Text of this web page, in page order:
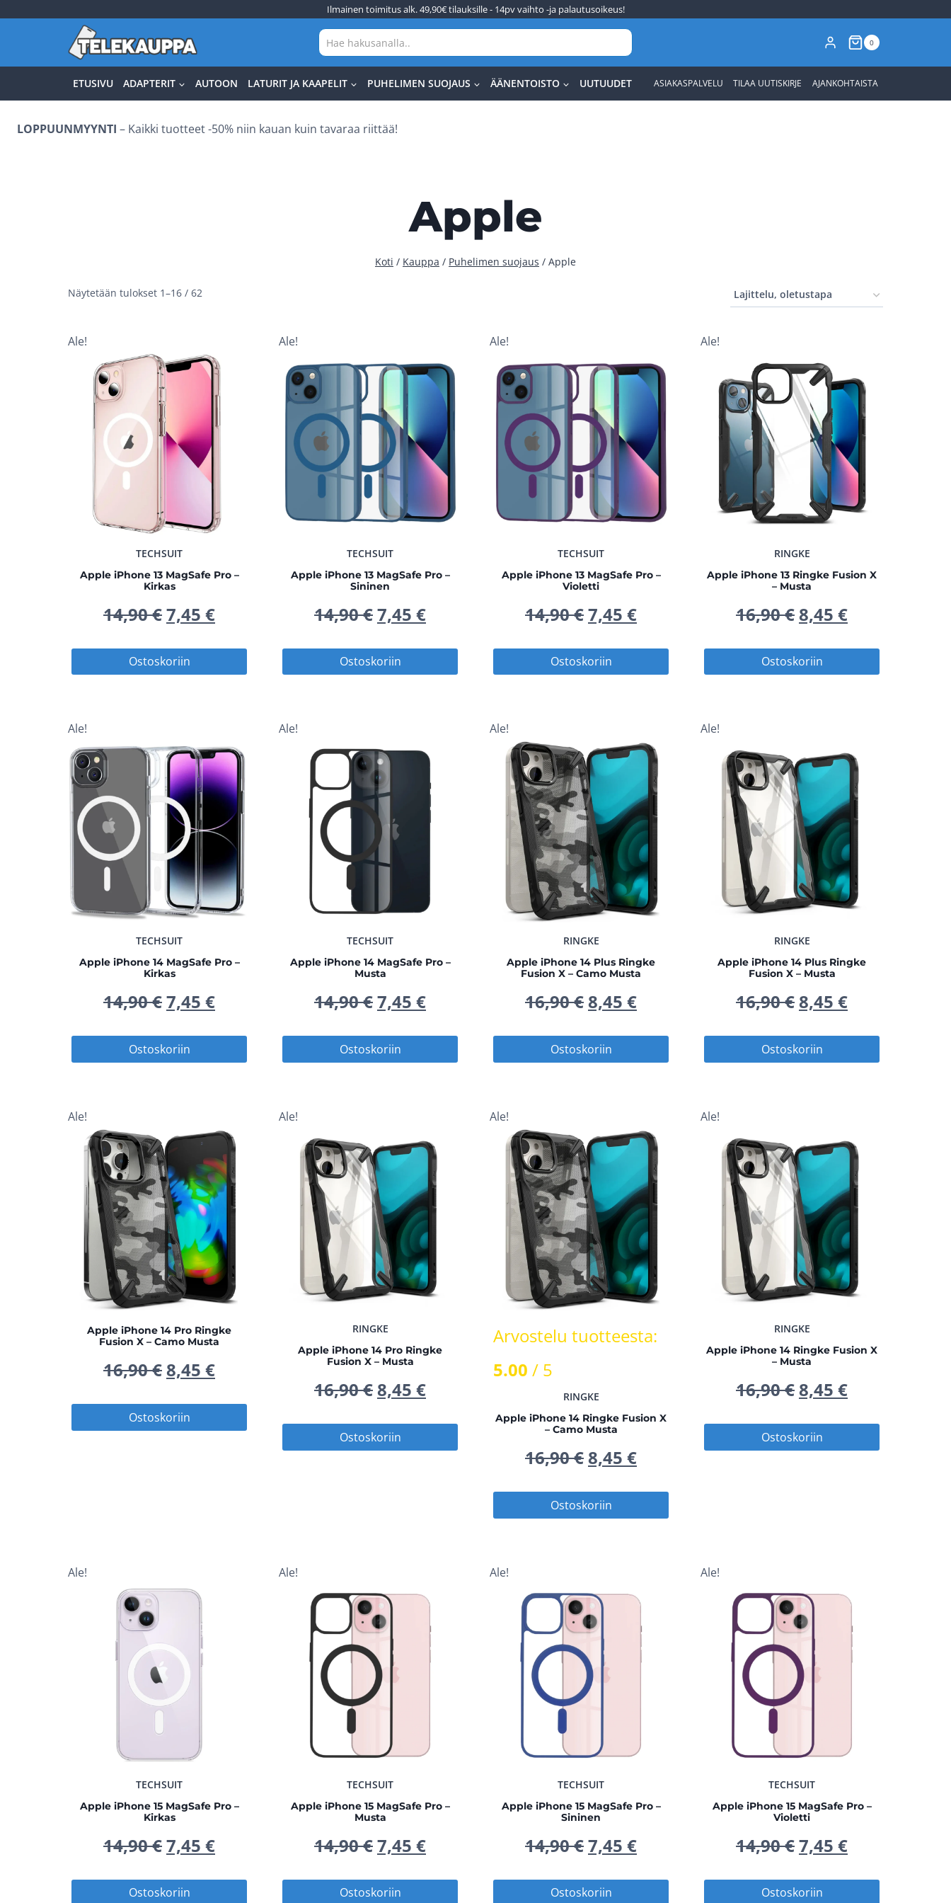
Ilmainen toimitus alk. 49,90€ tilauksille - 14pv vaihto -ja palautusoikeus!
0
ETUSIVU ADAPTERIT AUTOON LATURIT JA KAAPELIT PUHELIMEN SUOJAUS ÄÄNENTOISTO UUTUUDET ASIAKASPALVELU TILAA UUTISKIRJE AJANKOHTAISTA
LOPPUUNMYYNTI – Kaikki tuotteet -50% niin kauan kuin tavaraa riittää!
Apple
Koti / Kauppa / Puhelimen suojaus / Apple
Näytetään tulokset 1–16 / 62
Ale!
TECHSUIT
Apple iPhone 13 MagSafe Pro –
Kirkas
14,90€Alkuperäinen
hinta
oli:
7,45 €Nykyinen
hinta
on:
Ostoskoriin
Ale!
TECHSUIT
Apple iPhone 13 MagSafe Pro –
Sininen
14,90€Alkuperäinen
hinta
oli:
7,45 €Nykyinen
hinta
on:
Ostoskoriin
Ale!
TECHSUIT
Apple iPhone 13 MagSafe Pro –
Violetti
14,90€Alkuperäinen
hinta
oli:
7,45 €Nykyinen
hinta
on:
Ostoskoriin
Ale!
RINGKE
Apple iPhone 13 Ringke Fusion X
– Musta
16,90€ Alkuperäinen
hinta
oli:
8,45 €Nykyinen
hinta
on:
Ostoskoriin
Ale!
TECHSUIT
Apple iPhone 14 MagSafe Pro –
Kirkas
14,90€Alkuperäinen
hinta
oli:
7,45 €Nykyinen
hinta
on:
Ostoskoriin
Ale!
TECHSUIT
Apple iPhone 14 MagSafe Pro –
Musta
14,90€Alkuperäinen
hinta
oli:
7,45 €Nykyinen
hinta
on:
Ostoskoriin
Ale!
RINGKE
Apple iPhone 14 Plus Ringke
Fusion X – Camo Musta
16,90€ Alkuperäinen
hinta
oli:
8,45 €Nykyinen
hinta
on:
Ostoskoriin
Ale!
RINGKE
Apple iPhone 14 Plus Ringke
Fusion X – Musta
16,90€ Alkuperäinen
hinta
oli:
8,45 €Nykyinen
hinta
on:
Ostoskoriin
Ale!
Apple iPhone 14 Pro Ringke
Fusion X – Camo Musta
16,90€ Alkuperäinen
hinta
oli:
8,45 €Nykyinen
hinta
on:
Ostoskoriin
Ale!
RINGKE
Apple iPhone 14 Pro Ringke
Fusion X – Musta
16,90€ Alkuperäinen
hinta
oli:
8,45 €Nykyinen
hinta
on:
Ostoskoriin
Ale!
Arvostelu tuotteesta:
5.00 / 5
RINGKE
Apple iPhone 14 Ringke Fusion X
– Camo Musta
16,90€ Alkuperäinen
hinta
oli:
8,45 €Nykyinen
hinta
on:
Ostoskoriin
Ale!
RINGKE
Apple iPhone 14 Ringke Fusion X
– Musta
16,90€ Alkuperäinen
hinta
oli:
8,45 €Nykyinen
hinta
on:
Ostoskoriin
Ale!
TECHSUIT
Apple iPhone 15 MagSafe Pro –
Kirkas
14,90€Alkuperäinen
hinta
7,45 €Nykyinen
hinta
Ostoskoriin
Ale!
TECHSUIT
Apple iPhone 15 MagSafe Pro –
Musta
14,90€Alkuperäinen
hinta
7,45 €Nykyinen
hinta
Ostoskoriin
Ale!
TECHSUIT
Apple iPhone 15 MagSafe Pro –
Sininen
14,90€Alkuperäinen
hinta
7,45 €Nykyinen
hinta
Ostoskoriin
Ale!
TECHSUIT
Apple iPhone 15 MagSafe Pro –
Violetti
14,90€Alkuperäinen
hinta
7,45 €Nykyinen
hinta
Ostoskoriin